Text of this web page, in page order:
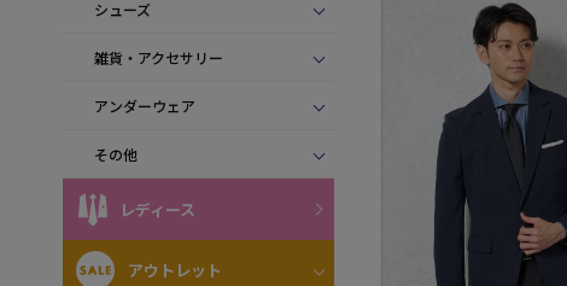
シューズ
雑貨・アクセサリー
アンダーウェア
その他
レディース
アウトレット